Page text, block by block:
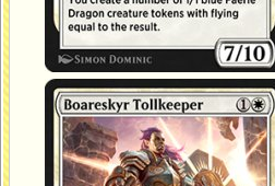
Garde du pont de Boreskyr